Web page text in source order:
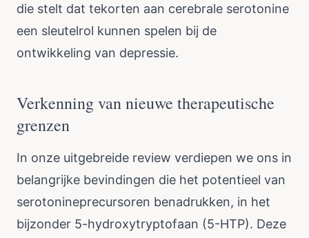
die stelt dat tekorten aan cerebrale serotonine
een sleutelrol kunnen spelen bij de
ontwikkeling van depressie.
Verkenning van nieuwe therapeutische
grenzen
In onze uitgebreide review verdiepen we ons in
belangrijke bevindingen die het potentieel van
serotonineprecursoren benadrukken, in het
bijzonder 5-hydroxytryptofaan (5-HTP). Deze